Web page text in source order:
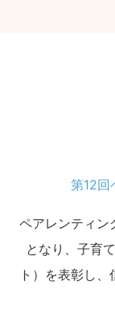
第12回
ペアレンティン
となり、子育
ト）を表彰し